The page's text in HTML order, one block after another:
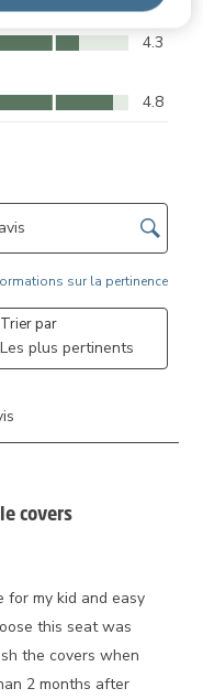
4.3
4.8
sur la pertinence
Trier par
Les plus pertinents
covers
for my kid and easy
this seat was
the covers when
2 months after